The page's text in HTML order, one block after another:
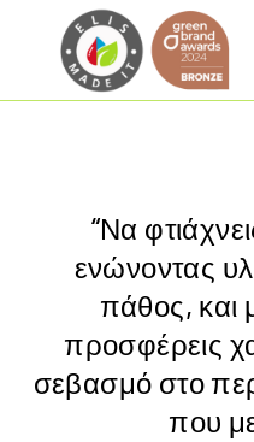
“Να
ενώνοντας
πάθος, και
προσφέρεις
σεβασμό στο
που με